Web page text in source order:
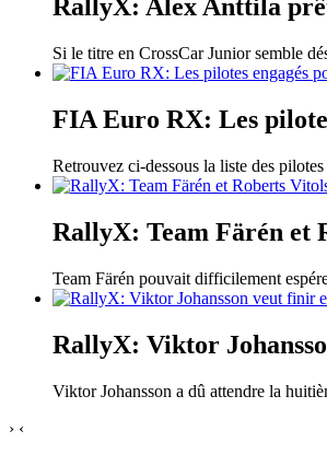
RallyX: Alex Anttila
Si le titre en CrossCar Junior semble
FIA Euro RX: Les
Retrouvez ci-dessous la liste des
RallyX: Team Färén et
Team Färén pouvait difficilement
RallyX: Viktor
Viktor Johansson a dû attendre la
› ‹